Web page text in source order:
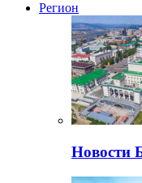
Регион
Новости